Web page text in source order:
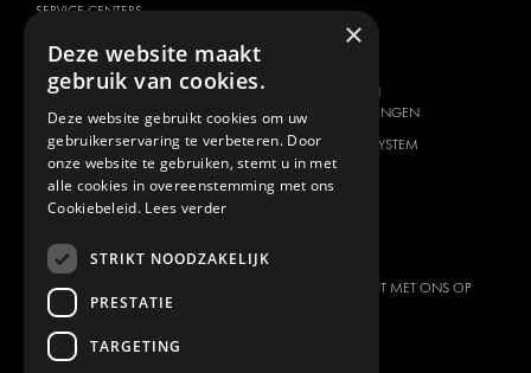
SERVICE CENTERS
VOERTUIG MERK
CITROËN
DACIA
FORD
IVECO
MAXUS
MERCEDES
AANBIEDER VAN
TOTAALOPLOSSINGEN
OVER MODUL-SYSTEM
NEEM CONTACT MET ONS OP
×
Deze website maakt
gebruik van cookies.
Deze website gebruikt cookies om uw
gebruikerservaring te verbeteren. Door
onze website te gebruiken, stemt u in met
alle cookies in overeenstemming met ons
Cookiebeleid. Lees verder
STRIKT NOODZAKELIJK
PRESTATIE
TARGETING